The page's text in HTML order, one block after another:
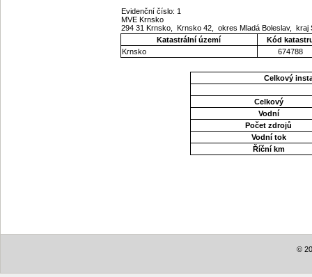
Evidenční číslo: 1
MVE Krnsko
294 31 Krnsko, Krnsko 42, okres Mladá Boleslav,
Katastrální území
Kód
Krnsko
674788
Celkový
Celkový
Vodní
Počet zdrojů
Vodní tok
Říční km
©